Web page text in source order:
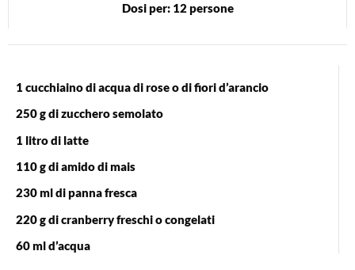
Dosi per: 12 persone
1 cucchiaino di acqua di rose o di fiori d’arancio
250 g di zucchero semolato
1 litro di latte
110 g di amido di mais
230 ml di panna fresca
220 g di cranberry freschi o congelati
60 ml d’acqua